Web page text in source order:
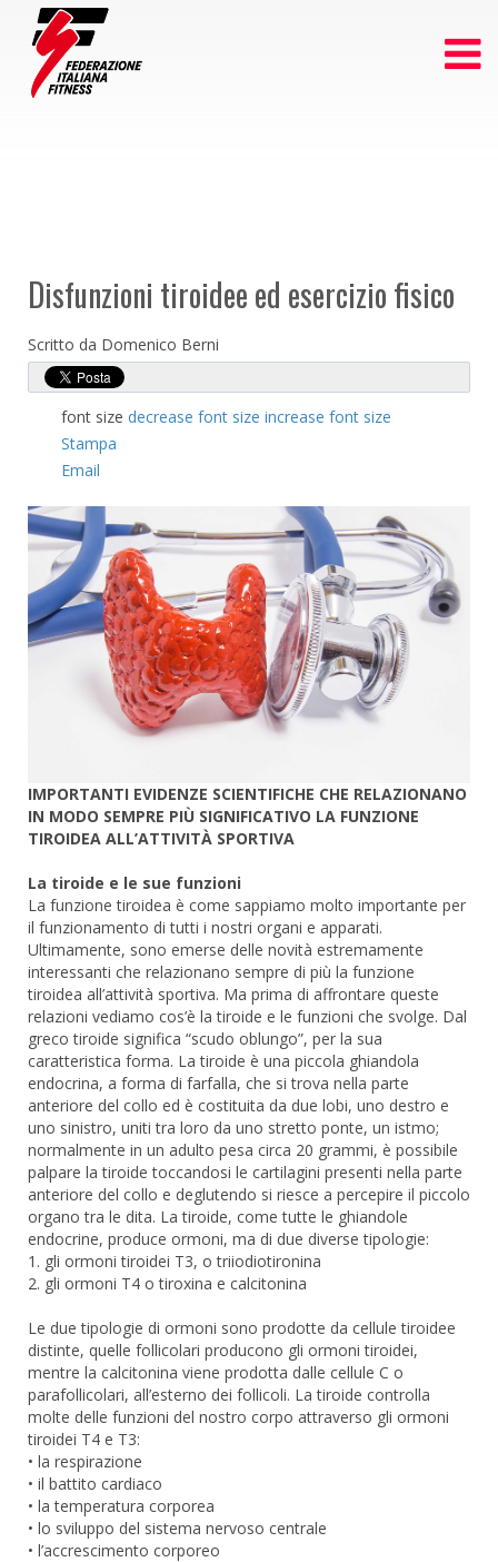
Disfunzioni tiroidee ed esercizio fisico
Scritto da Domenico Berni
font size decrease font size increase font size
Stampa
Email
IMPORTANTI EVIDENZE SCIENTIFICHE CHE RELAZIONANO
IN MODO SEMPRE PIÙ SIGNIFICATIVO LA FUNZIONE
TIROIDEA ALL’ATTIVITÀ SPORTIVA
La tiroide e le sue funzioni
La funzione tiroidea è come sappiamo molto importante per
il funzionamento di tutti i nostri organi e apparati.
Ultimamente, sono emerse delle novità estremamente
interessanti che relazionano sempre di più la funzione
tiroidea all’attività sportiva. Ma prima di affrontare queste
relazioni vediamo cos’è la tiroide e le funzioni che svolge. Dal
greco tiroide significa “scudo oblungo”, per la sua
caratteristica forma. La tiroide è una piccola ghiandola
endocrina, a forma di farfalla, che si trova nella parte
anteriore del collo ed è costituita da due lobi, uno destro e
uno sinistro, uniti tra loro da uno stretto ponte, un istmo;
normalmente in un adulto pesa circa 20 grammi, è possibile
palpare la tiroide toccandosi le cartilagini presenti nella parte
anteriore del collo e deglutendo si riesce a percepire il piccolo
organo tra le dita. La tiroide, come tutte le ghiandole
endocrine, produce ormoni, ma di due diverse tipologie:
1. gli ormoni tiroidei T3, o triiodiotironina
2. gli ormoni T4 o tiroxina e calcitonina
Le due tipologie di ormoni sono prodotte da cellule tiroidee
distinte, quelle follicolari producono gli ormoni tiroidei,
mentre la calcitonina viene prodotta dalle cellule C o
parafollicolari, all’esterno dei follicoli. La tiroide controlla
molte delle funzioni del nostro corpo attraverso gli ormoni
tiroidei T4 e T3:
• la respirazione
• il battito cardiaco
• la temperatura corporea
• lo sviluppo del sistema nervoso centrale
• l’accrescimento corporeo